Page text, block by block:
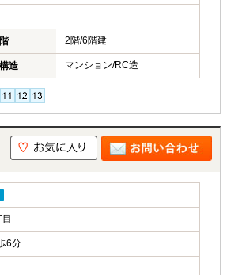
2階/6階建
造 マンション/RC造
6分